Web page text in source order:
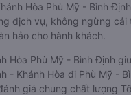
Hòa Phù Mỹ - Bình
dịch vụ, không ngừng cải
hảo cho hành khách.
Hòa Phù Mỹ - Bình Định
- Khánh Hòa đi Phù Mỹ -
giá chung chất lượng